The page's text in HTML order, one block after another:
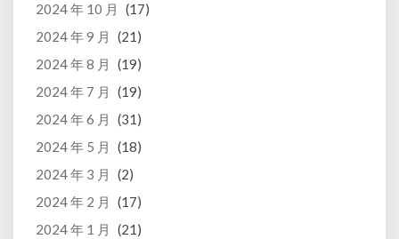
2024 年 10 月
(17)
2024 年 9 月
(21)
2024 年 8 月
(19)
2024 年 7 月
(19)
2024 年 6 月
(31)
2024 年 5 月
(18)
2024 年 3 月
(2)
2024 年 2 月
(17)
2024 年 1 月
(21)